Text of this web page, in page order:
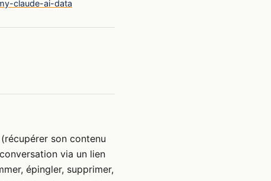
claude-ai-data
son contenu
via un lien
épingler, supprimer,